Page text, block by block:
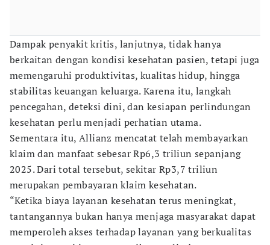
Dampak penyakit kritis, lanjutnya, tidak hanya
berkaitan dengan kondisi kesehatan pasien, tetapi juga
memengaruhi produktivitas, kualitas hidup, hingga
stabilitas keuangan keluarga. Karena itu, langkah
pencegahan, deteksi dini, dan kesiapan perlindungan
kesehatan perlu menjadi perhatian utama.
Sementara itu, Allianz mencatat telah membayarkan
klaim dan manfaat sebesar Rp6,3 triliun sepanjang
2025. Dari total tersebut, sekitar Rp3,7 triliun
merupakan pembayaran klaim kesehatan.
“Ketika biaya layanan kesehatan terus meningkat,
tantangannya bukan hanya menjaga masyarakat dapat
memperoleh akses terhadap layanan yang berkualitas